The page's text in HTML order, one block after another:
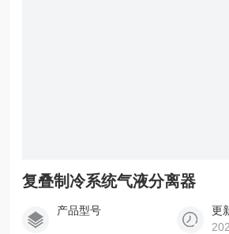
复叠制冷系统气液分离器
产品型号
更